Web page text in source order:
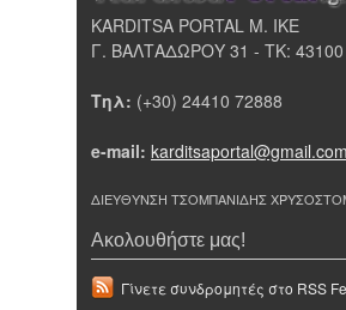
KARDITSA PORTAL Μ. ΙΚΕ
Γ. ΒΑΛΤΑΔΩΡΟΥ 31 - ΤΚ:
Τηλ: (+30) 24410 72888
e-mail: karditsaportal@gmail.com
ΔΙΕΥΘΥΝΣΗ ΤΣΟΜΠΑΝΙΔΗΣ
Ακολουθήστε μας!
Γίνετε συνδρομητές στο RSS